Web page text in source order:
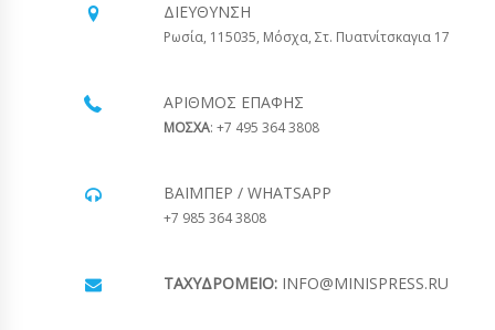
ΔΙΕΎΘΥΝΣΗ
Ρωσία, 115035, Μόσχα, Στ. Πυατνίτσκαγια 17
ΑΡΙΘΜΌΣ ΕΠΑΦΉΣ
ΜΟΣΧΑ: +7 495 364 3808
ΒΆΙΜΠΕΡ / WHATSAPP
+7 985 364 3808
ΤΑΧΥΔΡΟΜΕΊΟ: INFO@MINISPRESS.RU